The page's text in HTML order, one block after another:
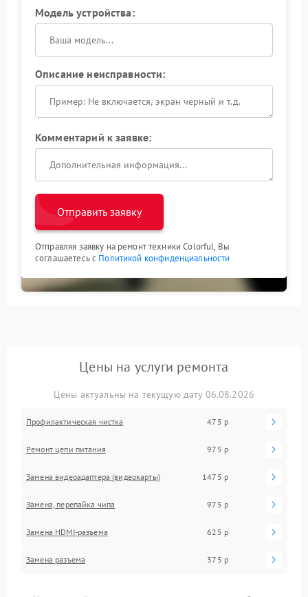
Модель устройства:
Описание неисправности:
Комментарий к заявке:
Отправить заявку
Отправляя заявку на ремонт техники Colorful, Вы
соглашаетесь с Политикой конфиденциальности
Цены на услуги ремонта
Цены актуальны на текущую дату 06.08.2026
Профилактическая чистка 475 р
Ремонт цепи питания 975 р
Замена видеоадаптера (видеокарты) 1475 р
Замена, перепайка чипа 975 р
Замена HDMI-разъема 625 р
Замена разъема 375 р